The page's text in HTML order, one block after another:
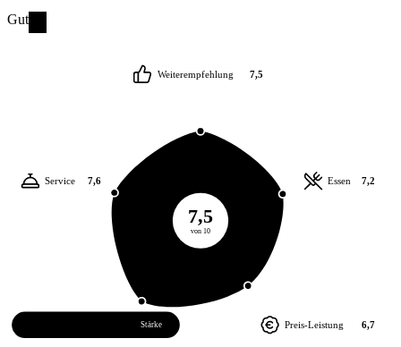
Gut
7,5
von 10
Weiterempfehlung 7,5
Essen 7,2
Preis-Leistung 6,7
Stärke
Service 7,6